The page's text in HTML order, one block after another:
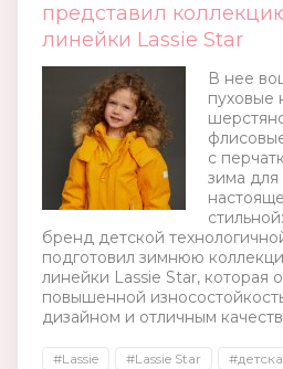
представил
линейки Lassie Star
В нее
пуховые
с
зима
бренд детской
подготовил зимнюю
линейки Lassie Star, которая
повышенной
дизайном и отличным
#Lassie #Lassie Star